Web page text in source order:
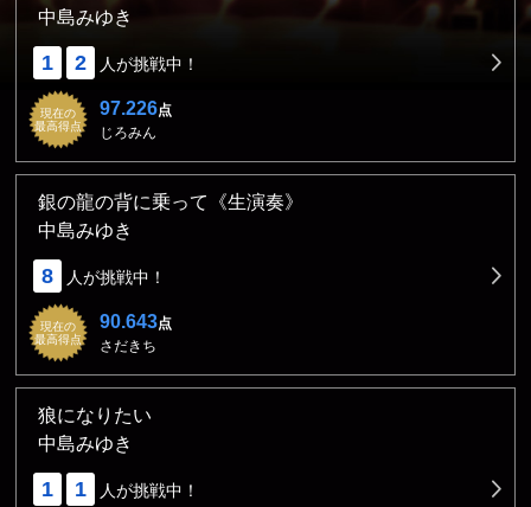
中島みゆき
1 2 人が挑戦中！
現在の
最高得点
97.226点
じろみん
銀の龍の背に乗って《生演奏》
中島みゆき
8 人が挑戦中！
現在の
最高得点
90.643点
さだきち
狼になりたい
中島みゆき
1 1 人が挑戦中！